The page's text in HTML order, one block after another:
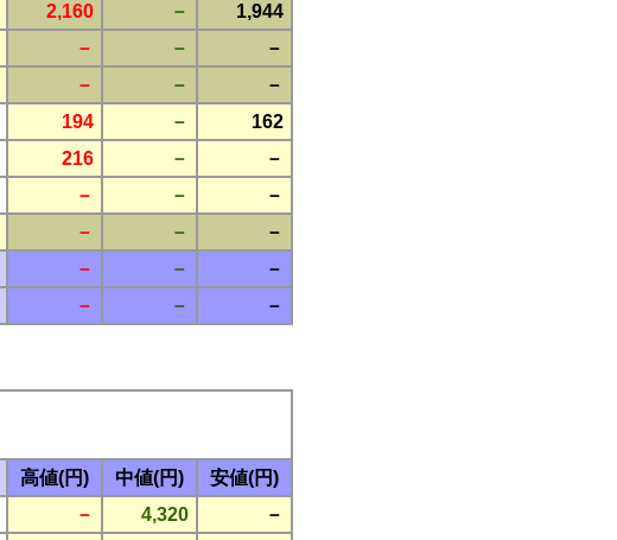
2,160 －
1,944
－ －
－
－ － －
194 －
162
216 －
－
－ －
－
－ － －
－ －
－
－ － －
高値(円) 中値(円) 安値(円)
－ 4,320
－